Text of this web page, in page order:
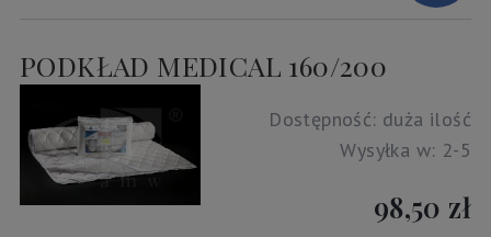
PODKŁAD MEDICAL 160/200
Dostępność: duża ilość
Wysyłka w: 2-5
98,50 zł